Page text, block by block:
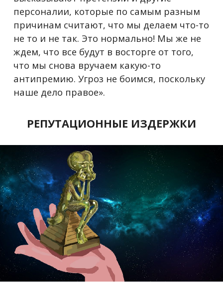
персоналии, которые по самым разным
причинам считают, что мы делаем что-то
не то и не так. Это нормально! Мы же не
ждем, что все будут в восторге от того,
что мы снова вручаем какую-то
антипремию. Угроз не боимся, поскольку
наше дело правое».
РЕПУТАЦИОННЫЕ ИЗДЕРЖКИ